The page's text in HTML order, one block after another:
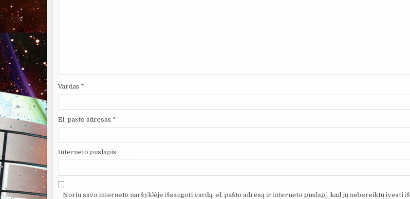
Vardas *
El. pašto adresas *
Interneto puslapis
Noriu savo interneto naršyklėje išsaugoti vardą, el. pašto adresą ir interneto puslapį, kad jų nebereiktų įvesti iš